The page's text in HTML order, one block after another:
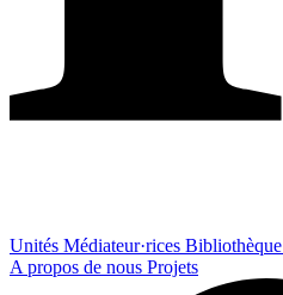
Unités Médiateur·rices Bibliothèque
A propos de nous Projets